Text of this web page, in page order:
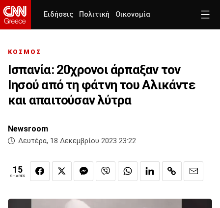
Ειδήσεις Πολιτική Οικονομία
ΚΟΣΜΟΣ
Ισπανία: 20χρονοι άρπαξαν τον
Ιησού από τη φάτνη του Αλικάντε
και απαιτούσαν λύτρα
Newsroom
Δευτέρα, 18 Δεκεμβρίου 2023 23:22
15
SHARES